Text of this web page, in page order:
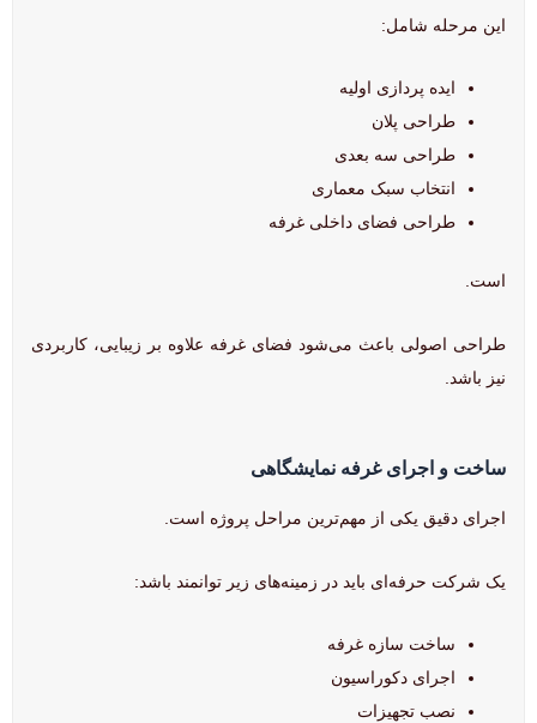
این مرحله شامل:
ایده پردازی اولیه
طراحی پلان
طراحی سه بعدی
انتخاب سبک معماری
طراحی فضای داخلی غرفه
است.
طراحی اصولی باعث می‌شود فضای غرفه علاوه بر زیبایی، کاربردی
نیز باشد.
ساخت و اجرای غرفه نمایشگاهی
اجرای دقیق یکی از مهم‌ترین مراحل پروژه است.
یک شرکت حرفه‌ای باید در زمینه‌های زیر توانمند باشد:
ساخت سازه غرفه
اجرای دکوراسیون
نصب تجهیزات